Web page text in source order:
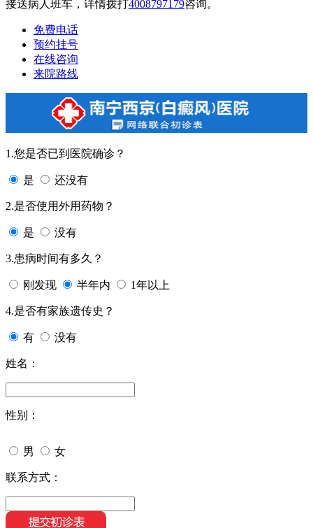
接送病人班车，详情拨打4008797179咨询。
免费电话
预约挂号
在线咨询
来院路线
1.您是否已到医院确诊？
是 还没有
2.是否使用外用药物？
是 没有
3.患病时间有多久？
刚发现 半年内 1年以上
4.是否有家族遗传史？
有 没有
姓名：
性别：
男 女
联系方式：